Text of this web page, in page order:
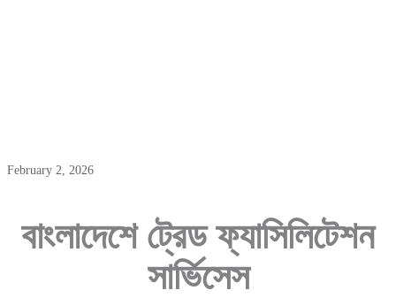
February 2, 2026
বাংলাদেশে ট্রেডফ্যাসিলিটেশন
সার্ভিসেস